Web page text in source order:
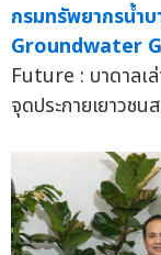
กรมทรัพยากรน้ำ
Groundwater
Future : บาดาลเ
จุดประกายเยาวชน